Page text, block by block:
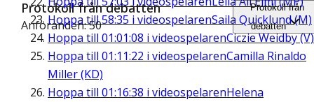
Hoppa till58:35 i videospelarenSaila Quicklund (M)
Hoppa till 01:01:08 i videospelarenCiczie Weidby (V)
Hoppa till 01:11:22 i videospelarenCamilla Rinaldo
Miller (KD)
Hoppa till 01:16:38 i videospelarenHelena
Protokoll från debatten
Anföranden: 50
Protokoll från
debatten